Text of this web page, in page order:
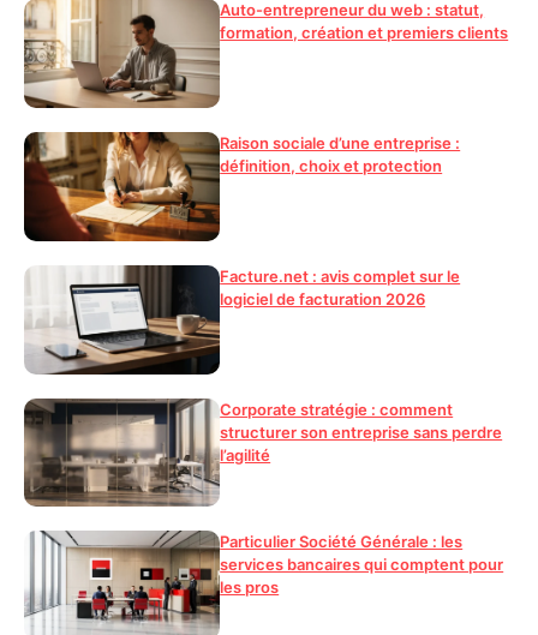
Auto-entrepreneur du web : statut,
formation, création et premiers clients
Raison sociale d’une entreprise :
définition, choix et protection
Facture.net : avis complet sur le
logiciel de facturation 2026
Corporate stratégie : comment
structurer son entreprise sans perdre
l’agilité
Particulier Société Générale : les
services bancaires qui comptent pour
les pros